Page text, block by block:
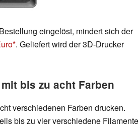
eingelöst, mindert sich der
. Geliefert wird der 3D-Drucker
bis zu acht Farben
verschiedenen Farben drucken.
bis zu vier verschiedene Filamente